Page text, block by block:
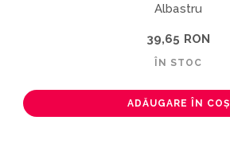
Albastru
39,65 RON
ÎN STOC
ADĂUGARE ÎN COȘ